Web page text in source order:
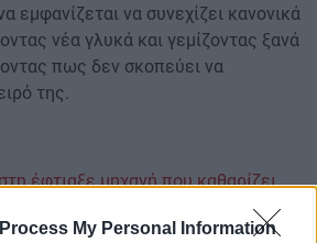
My Personal Information
εμφανίζεται να συνεχίζει κανονικά
νέα γλυκά και γεμίζοντας ξανά
πως δεν σκοπεύει να
της.
έφτιαξε μηχανή που καθαρίζει
και κόστος μόλις 170 ευρώ